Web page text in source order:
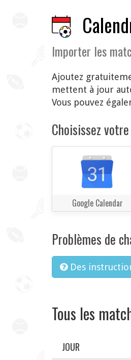
Importer les
Ajoutez
mettent à jour
Vous pouvez
Choisissez
Google Calendar
Problèmes de
Des
Tous les
JOUR